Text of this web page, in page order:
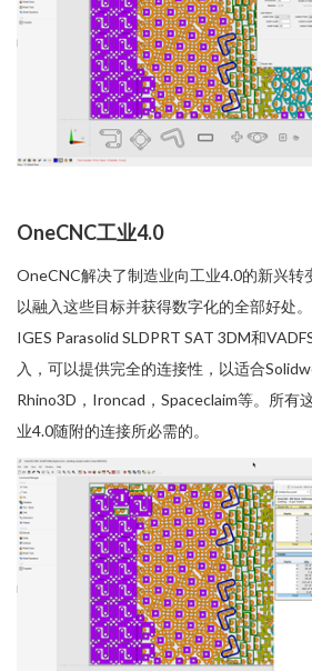
OneCNC工业4.0
OneCNC解决了制造业向工业4.0的新兴转
以融入这些目标并获得数字化的全部好处
IGES Parasolid SLDPRT SAT 3DM和
入，可以提供完全的连接性，以适合
Rhino3D，Ironcad，Spaceclaim等。所有
业4.0随附的连接所必需的。